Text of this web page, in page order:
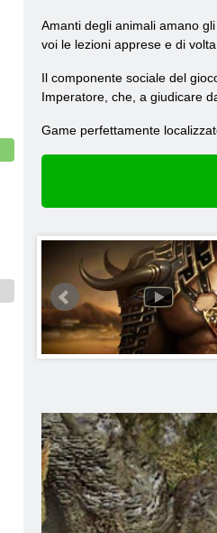
Amanti degli animali amano
voi le lezioni apprese e di
Il componente sociale del
Imperatore, che, a giudicare
Game perfettamente